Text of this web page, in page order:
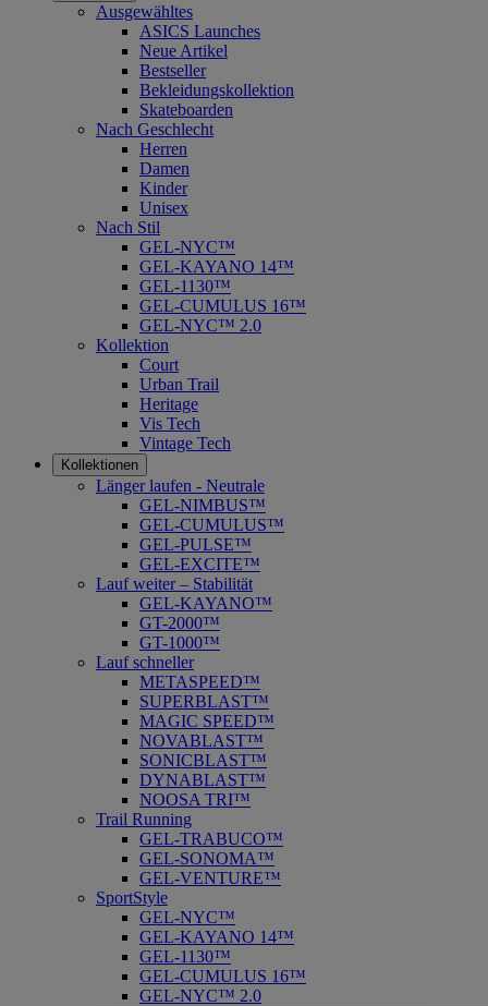
Ausgewähltes
ASICS Launches
Neue Artikel
Bestseller
Bekleidungskollektion
Skateboarden
Nach Geschlecht
Herren
Damen
Kinder
Unisex
Nach Stil
GEL-NYC™
GEL-KAYANO 14™
GEL-1130™
GEL-CUMULUS 16™
GEL-NYC™ 2.0
Kollektion
Court
Urban Trail
Heritage
Vis Tech
Vintage Tech
Kollektionen
Länger laufen - Neutrale
GEL-NIMBUS™
GEL-CUMULUS™
GEL-PULSE™
GEL-EXCITE™
Lauf weiter – Stabilität
GEL-KAYANO™
GT-2000™
GT-1000™
Lauf schneller
METASPEED™
SUPERBLAST™
MAGIC SPEED™
NOVABLAST™
SONICBLAST™
DYNABLAST™
NOOSA TRI™
Trail Running
GEL-TRABUCO™
GEL-SONOMA™
GEL-VENTURE™
SportStyle
GEL-NYC™
GEL-KAYANO 14™
GEL-1130™
GEL-CUMULUS 16™
GEL-NYC™ 2.0